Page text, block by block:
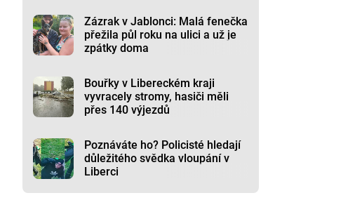
Zázrak v Jablonci: Malá fenečka
přežila půl roku na ulici a už je
zpátky doma
Bouřky v Libereckém kraji
vyvracely stromy, hasiči měli
přes 140 výjezdů
Poznáváte ho? Policisté hledají
důležitého svědka vloupání v
Liberci